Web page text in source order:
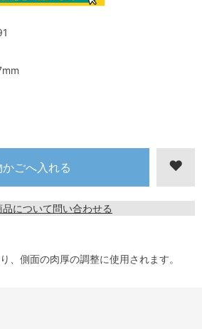
品について問い合わせる
、側面の肉厚の調整に使用されます。